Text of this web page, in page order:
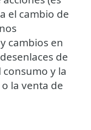
el cambio de
cambios en
de
y la
la venta de